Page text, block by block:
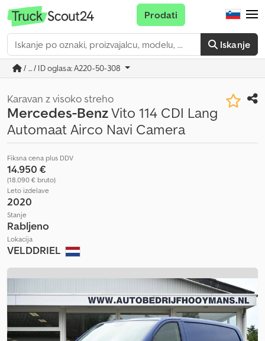
Iskanje
Prodati
/ ... / ID oglasa: A220-50-308
Karavan z visoko streho
Mercedes-BenzVito 114 CDI Lang
Automaat Airco Navi Camera
Fiksna cena plus DDV
14.950 €
(18.090 € bruto)
Leto izdelave
2020
Stanje
Rabljeno
Lokacija
VELDDRIEL